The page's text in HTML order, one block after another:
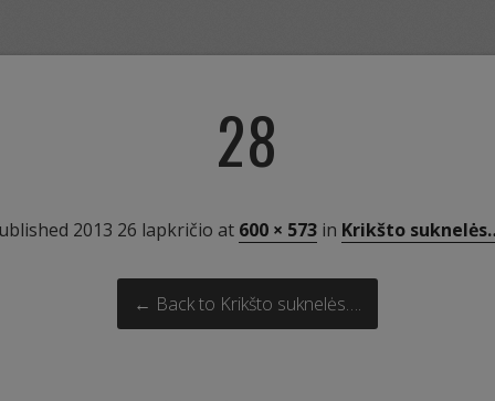
28
2013 26 lapkričio at 600 × 573in Krikšto
← Back to Krikšto suknelės….